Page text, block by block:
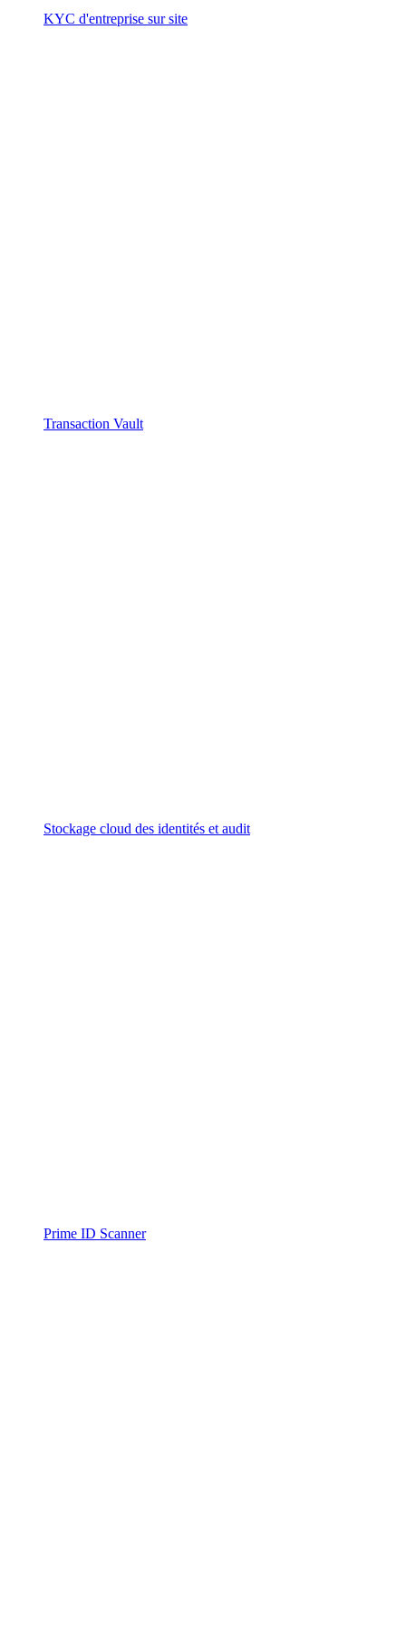
KYC d'entreprise sur site
Transaction Vault
Stockage cloud des identités et audit
Prime ID Scanner